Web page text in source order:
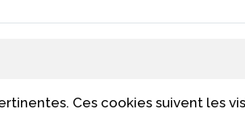
Ces cookies suivent les